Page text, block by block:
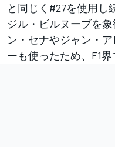
と同じく#27を使用し
ジル・ビルヌーブを
ン・セナやジャン・
ーも使ったため、F1